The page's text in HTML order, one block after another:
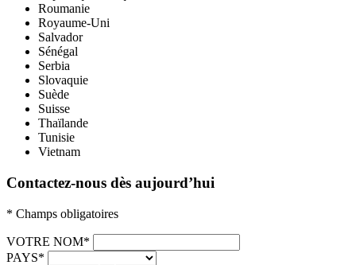
Roumanie
Royaume-Uni
Salvador
Sénégal
Serbia
Slovaquie
Suède
Suisse
Thaïlande
Tunisie
Vietnam
Contactez-nous dès aujourd’hui
* Champs obligatoires
VOTRE NOM*
PAYS*